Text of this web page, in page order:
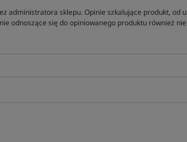
administratora sklepu. Opinie szkalujące produkt,
odnoszące się do opiniowanego produktu również